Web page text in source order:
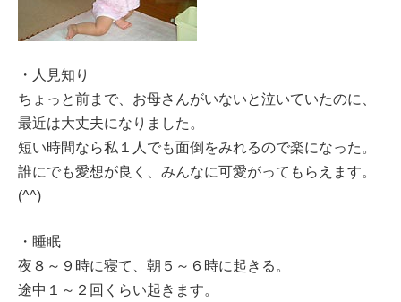
・人見知り
ちょっと前まで、お母さんがいないと泣いていたのに、
最近は大丈夫になりました。
短い時間なら私１人でも面倒をみれるので楽になった。
誰にでも愛想が良く、みんなに可愛がってもらえます。
(^^)
・睡眠
夜８～９時に寝て、朝５～６時に起きる。
途中１～２回くらい起きます。